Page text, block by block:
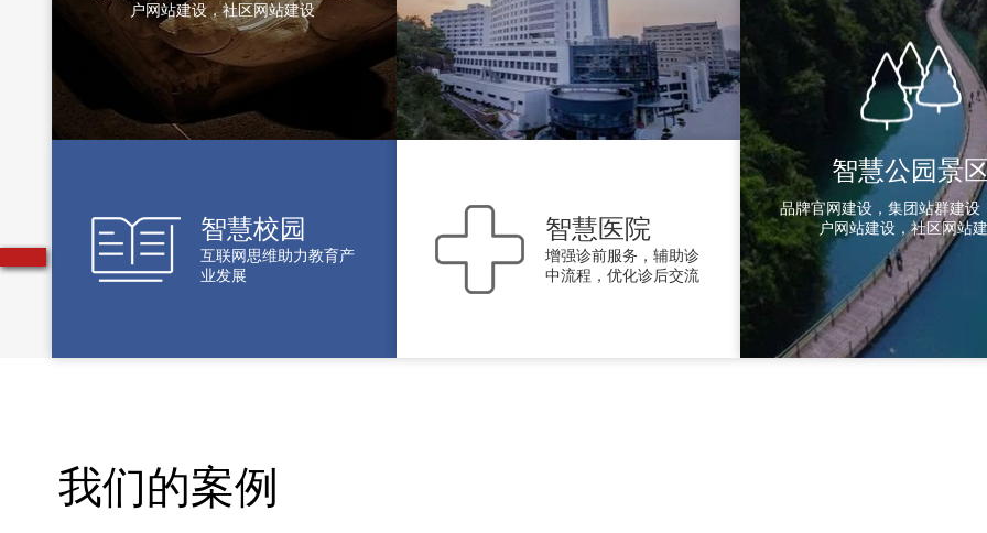
户网站建设，社区网站建设
智慧校园
互联网思维助力教育产
业发展
智慧医院
增强诊前服务，辅助诊
中流程，优化诊后交流
智慧公园景
品牌官网建设，集团站群建设
户网站建设，社区网站
我们的案例